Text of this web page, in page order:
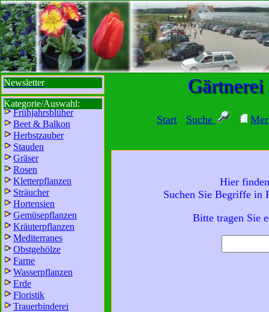
sbisbbib
Start Suche
Gärtnerei
Newsletter
Kategorie/Auswahl:
Frühjahrsblüher
Beet & Balkon
Herbstzauber
Stauden
Gräser
Rosen
Kletterpflanzen
Sträucher
Hortensien
Gemüsepflanzen
Kräuterpflanzen
Mediterranes
Obstgehölze
Farne
Wasserpflanzen
Erde
Floristik
Trauerbinderei
Wir sind für Sie da:
8 - 18 Uhr
Hier
Suchen Sie Begriffe in
Bitte tragen Sie